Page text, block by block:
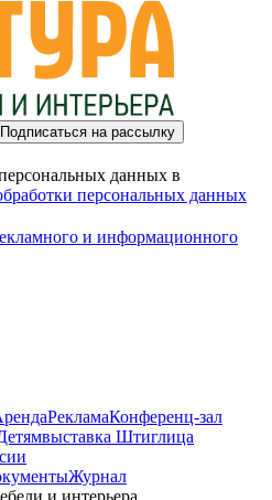
Подписаться на рассылку
данных в
персональных данных
и информационного
РекламаКонференц-зал
выставка Штиглица
Журнал
и интерьера